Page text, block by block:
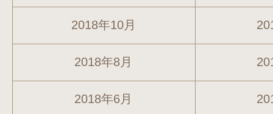
2018年10月
2018年8月
2018年6月